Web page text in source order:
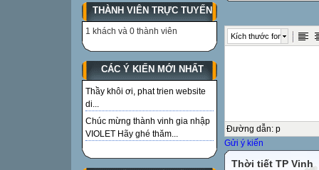
THÀNH VIÊN TRỰC TUYẾN
1 khách và 0 thành viên
CÁC Ý KIẾN MỚI NHẤT
Thầy khôi ơi, phat trien website
di...
Chúc mừng thành vinh gia nhập
VIOLET Hãy ghé thăm...
Kích thước font
Đường dẫn: p
Gửi ý kiến
Thời tiết TP Vinh